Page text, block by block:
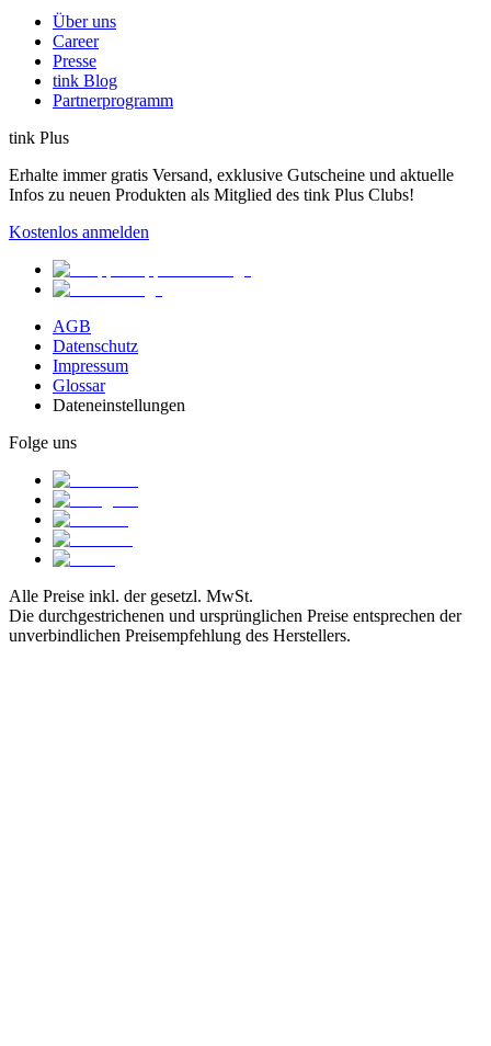
Über uns
Career
Presse
tink Blog
Partnerprogramm
tink Plus
Erhalte immer gratis Versand, exklusive Gutscheine und aktuelle
Infos zu neuen Produkten als Mitglied des tink Plus Clubs!
Kostenlos anmelden
AGB
Datenschutz
Impressum
Glossar
Dateneinstellungen
Folge uns
Alle Preise inkl. der gesetzl. MwSt.
Die durchgestrichenen und ursprünglichen Preise entsprechen der
unverbindlichen Preisempfehlung des Herstellers.